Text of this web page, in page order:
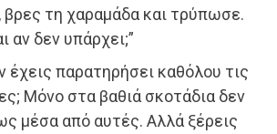
βρες τη χαραμάδα και τρύπωσε.
αν δεν υπάρχει;”
έχεις παρατηρήσει καθόλου τις
Μόνο στα βαθιά σκοτάδια δεν
μέσα από αυτές. Αλλά ξέρεις